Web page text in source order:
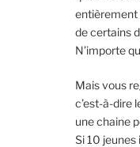
entièrement
de certains
N’importe
Mais vous
c’est-à-dire
une chaine
Si 10